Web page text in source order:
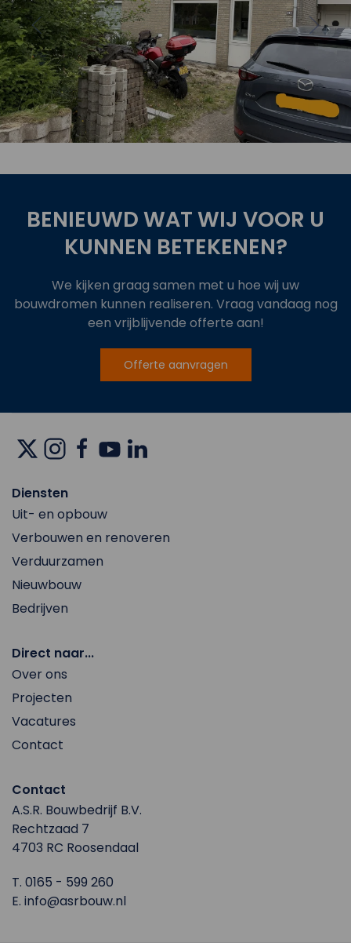
Bekijk
BENIEUWD WAT WIJ VOOR U
KUNNEN BETEKENEN?
We kijken graag samen met u hoe wij uw
bouwdromen kunnen realiseren. Vraag vandaag nog
een vrijblijvende offerte aan!
Offerte aanvragen
Diensten
Uit- en opbouw
Verbouwen en renoveren
Verduurzamen
Nieuwbouw
Bedrijven
Direct naar...
Over ons
Projecten
Vacatures
Contact
Contact
A.S.R. Bouwbedrijf B.V.
Rechtzaad 7
4703 RC Roosendaal
T. 0165 - 599 260
E. info@asrbouw.nl